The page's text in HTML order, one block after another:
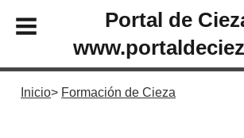
Portal de
Inicio Formación de Cieza